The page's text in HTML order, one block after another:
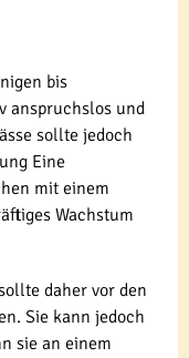
bis
anspruchslos und
sollte jedoch
Eine
mit einem
Wachstum
daher vor den
Sie kann jedoch
sie an einem